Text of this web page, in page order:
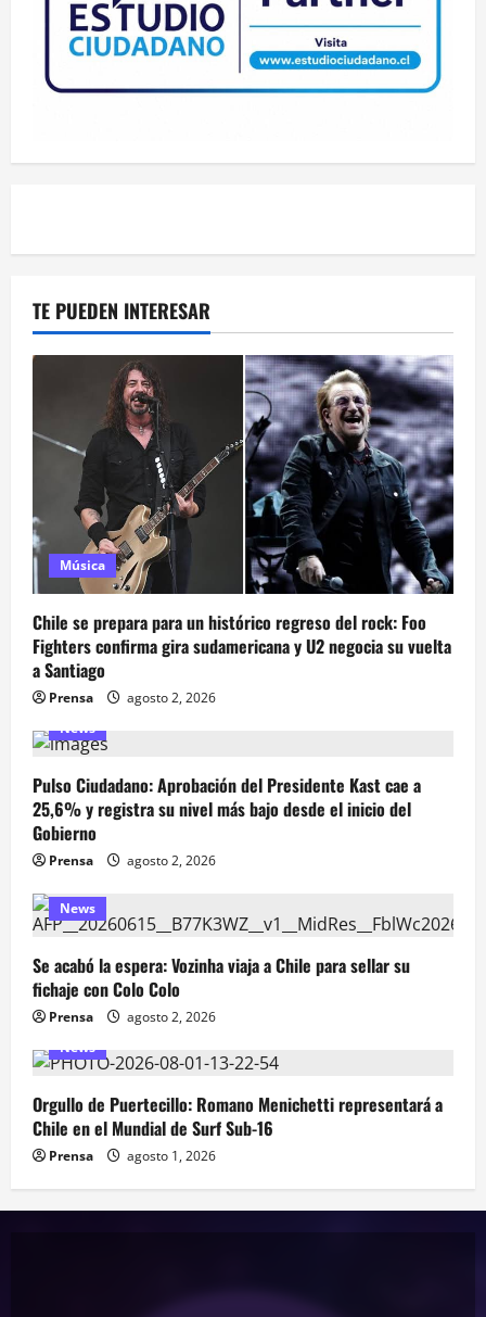
TE PUEDEN INTERESAR
Música
Chile se prepara para un histórico regreso del rock: Foo
Fighters confirma gira sudamericana y U2 negocia su vuelta
a Santiago
Prensa
agosto 2, 2026
News
Pulso Ciudadano: Aprobación del Presidente Kast cae a
25,6% y registra su nivel más bajo desde el inicio del
Gobierno
Prensa agosto 2, 2026
News
Se acabó la espera: Vozinha viaja a Chile para sellar su
fichaje con Colo Colo
Prensa
agosto 2, 2026
News
Orgullo de Puertecillo: Romano Menichetti representará a
Chile en el Mundial de Surf Sub-16
Prensa agosto 1, 2026